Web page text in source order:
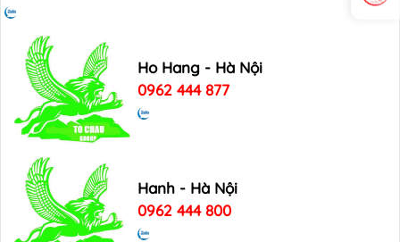
Ho Hang - Hà Nội
0962 444 877
Hanh - Hà Nội
0962 444 800